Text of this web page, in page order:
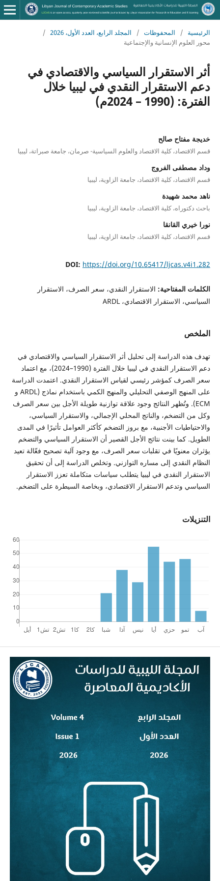
الرئيسية / المحفوظات / المجلد الرابع، العدد الأول، 2026
/
محور العلوم الإنسانية والإجتماعية
أثر الاستقرار السياسي والاقتصادي في
دعم الاستقرار النقدي في ليبيا خلال
الفترة: (1990 – 2024م)
خديجة مفتاح صالح
قسم الاقتصاد، كلية الاقتصاد والعلوم السياسية- صرمان، جامعة صبراتة، ليبيا
وداد مصطفى الفروج
قسم الاقتصاد، كلية الاقتصاد، جامعة الزاوية، ليبيا
ناهد محمد شهيدة
باحث دكتوراه، كلية الاقتصاد، جامعة الزاوية، ليبيا
نورا خيري القانقا
قسم الاقتصاد، كلية الاقتصاد، جامعة الزاوية، ليبيا
DOI: https://doi.org/10.65417/ljcas.v4i1.282
الكلمات المفتاحية: الاستقرار النقدي، سعر الصرف، الاستقرار
السياسي، الاستقرار الاقتصادي، ARDL
الملخص
تهدف هذه الدراسة إلى تحليل أثر الاستقرار السياسي والاقتصادي في
دعم الاستقرار النقدي في ليبيا خلال الفترة (1990–2024)، مع اعتماد
سعر الصرف كمؤشر رئيسي لقياس الاستقرار النقدي. اعتمدت الدراسة
على المنهج الوصفي التحليلي والمنهج الكمي باستخدام نماذج (ARDL و
ECM). وتُظهر النتائج وجود علاقة توازنية طويلة الأجل بين سعر الصرف
وكل من التضخم، والناتج المحلي الإجمالي، والاستقرار السياسي،
والاحتياطيات الأجنبية، مع بروز التضخم كأكثر العوامل تأثيرًا في المدى
الطويل. كما بينت نتائج الأجل القصير أن الاستقرار السياسي والتضخم
يؤثران معنويًا في تقلبات سعر الصرف، مع وجود آلية تصحيح فعّالة تعيد
النظام النقدي إلى مساره التوازني. وتخلص الدراسة إلى أن تحقيق
الاستقرار النقدي في ليبيا يتطلب سياسات متكاملة تعزز الاستقرار
السياسي وتدعم الاستقرار الاقتصادي، وبخاصة السيطرة على التضخم.
التنزيلات